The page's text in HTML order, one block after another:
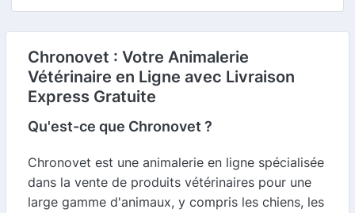
Chronovet : Votre Animalerie
Vétérinaire en Ligne avec Livraison
Express Gratuite
Qu'est-ce que Chronovet ?
Chronovet est une animalerie en ligne spécialisée
dans la vente de produits vétérinaires pour une
large gamme d'animaux, y compris les chiens, les